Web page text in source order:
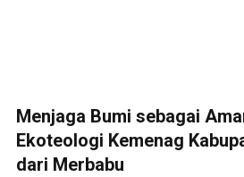
Menjaga Bumi sebagai
Ekoteologi Kemenag
dari Merbabu